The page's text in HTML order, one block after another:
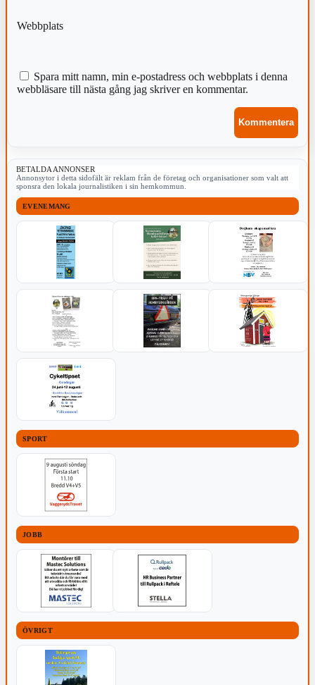
Webbplats
Spara mitt namn, min e-postadress och webbplats i denna
webbläsare till nästa gång jag skriver en kommentar.
BETALDA ANNONSER
Annonsytor i detta sidofält är reklam från de företag och organisationer som valt att
sponsra den lokala journalistiken i sin hemkommun.
EVENEMANG
SPORT
JOBB
ÖVRIGT